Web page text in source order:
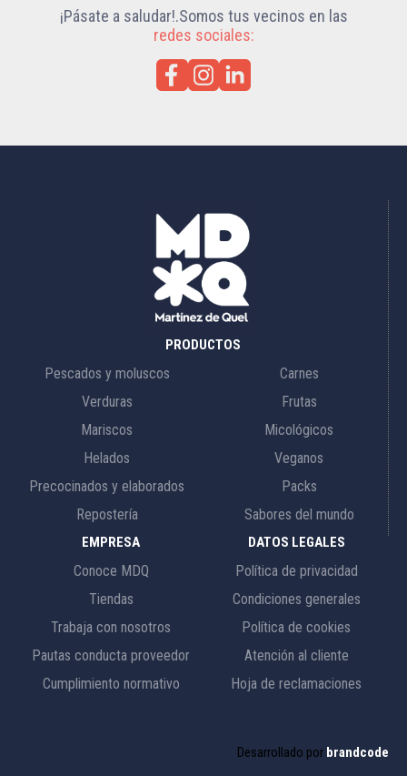
¡Pásate a saludar!.Somos tus vecinos en las
redes sociales:
PRODUCTOS
Pescados y moluscos
Verduras
Mariscos
Helados
Precocinados y elaborados
Repostería
Carnes
Frutas
Micológicos
Veganos
Packs
Sabores del mundo
EMPRESA
Conoce MDQ
Tiendas
Trabaja con nosotros
Pautas conducta proveedor
Cumplimiento normativo
DATOS LEGALES
Política de privacidad
Condiciones generales
Política de cookies
Atención al cliente
Hoja de reclamaciones
Desarrollado por brandcode